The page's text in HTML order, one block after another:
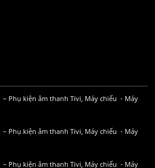
– Phụ kiện âm thanh Tivi, Máy chiếu - Máy
– Phụ kiện âm thanh Tivi, Máy chiếu - Máy
– Phụ kiện âm thanh Tivi, Máy chiếu - Máy